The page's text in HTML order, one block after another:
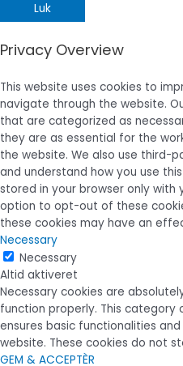
Luk
Privacy Overview
This website uses cookies to
navigate through the website.
that are categorized as
they are as essential for the
the website. We also use third-
and understand how you use
stored in your browser only with
option to opt-out of these
these cookies may have an
Necessary
Necessary
Altid aktiveret
Necessary cookies are
function properly. This category
ensures basic functionalities
website. These cookies do not
GEM & ACCEPTÈR